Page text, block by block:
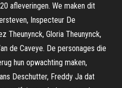
afleveringen. We maken dit
Inspecteur De
Theunynck, Gloria Theunynck,
de Caveye. De personages die
hun opwachting maken,
Deschutter, Freddy Ja dat